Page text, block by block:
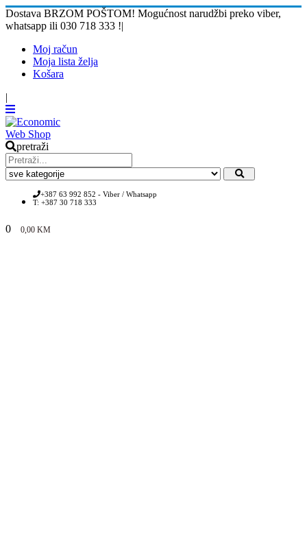
Dostava BRZOM POŠTOM! Mogućnost narudžbi preko viber,
whatsapp ili 030 718 333 !|
Moj račun
Moja lista želja
Košara
|
pretraži
+387 63 992 852 - Viber / Whatsapp
T: +387 30 718 333
0 0,00 KM